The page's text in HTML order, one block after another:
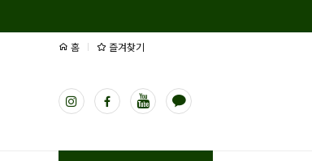
홈 즐겨찾기